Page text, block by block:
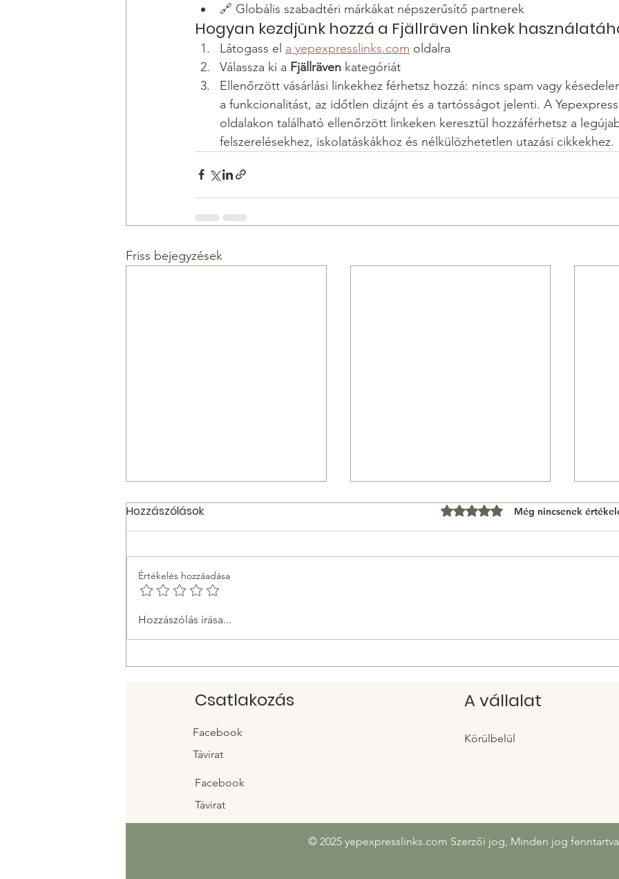
🔗 Globális szabadtéri márkákat népszerűsítő partnerek
Hogyan kezdjünk hozzá a Fjällräven linkek
Látogass el a yepexpresslinks.com oldalra
Válassza ki a Fjällräven kategóriát
Ellenőrzött vásárlási linkekhez férhetsz hozzá: nincs spam vagy
a funkcionalitást, az időtlen dizájnt és a tartósságot jelenti. A
oldalakon található ellenőrzött linkeken keresztül hozzáférhetsz a
felszerelésekhez, iskolatáskákhoz és nélkülözhetetlen utazási cikkekhez.
Friss bejegyzések
Taobao linkek: Ellenőrzött
vásárlási linkek kínai
Ellenőrzött linkek a Hacoo-
az
Hozzászólások 0 csillagot kapott az 5-ből.
Még nincsenek
Értékelés hozzáadása
Hozzászólás írása...
Csatlakozás
Facebook
Távirat
Facebook
Távirat
A vállalat
Körülbelül
© 2025 yepexpresslinks.com Szerzői jog, Minden jog